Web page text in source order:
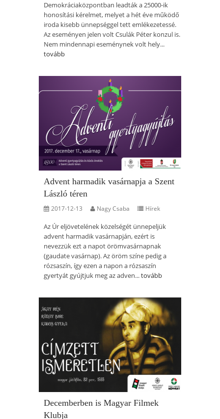
Demokráciaközpontban leadták a 25000-ik
honosítási kérelmet, melyet a hét éve működő
iroda kisebb ünnepséggel tett emlékezetessé.
Az eseményen jelen volt Csulák Péter konzul is.
Nem mindennapi eseménynek volt hely...
tovább
Advent harmadik vasárnapja a Szent
László téren
2017-12-13 Nagy Csaba Hírek
Az Úr eljövetelének közelségét ünnepeljük
advent harmadik vasárnapján, ezért is
nevezzük ezt a napot örömvasárnapnak
(gaudate vasárnap). Az öröm színe pedig a
rózsaszín, így ezen a napon a rózsaszín
gyertyát gyújtjuk meg az adven...tovább
Decemberben is Magyar Filmek
Klubja